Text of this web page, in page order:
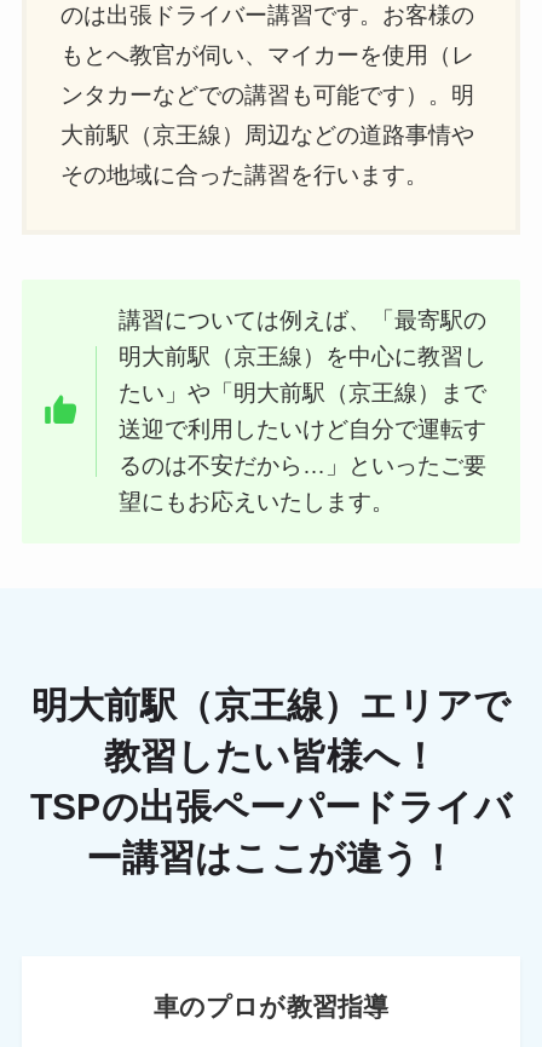
のは出張ドライバー講習です。お客様の
もとへ教官が伺い、マイカーを使用（レ
ンタカーなどでの講習も可能です）。明
大前駅（京王線）周辺などの道路事情や
その地域に合った講習を行います。
講習については例えば、「最寄駅の
明大前駅（京王線）を中心に教習し
たい」や「明大前駅（京王線）まで
送迎で利用したいけど自分で運転す
るのは不安だから…」といったご要
望にもお応えいたします。
明大前駅（京王線）エリアで
教習したい皆様へ！
TSPの出張ペーパードライバ
ー講習はここが違う！
車のプロが教習指導